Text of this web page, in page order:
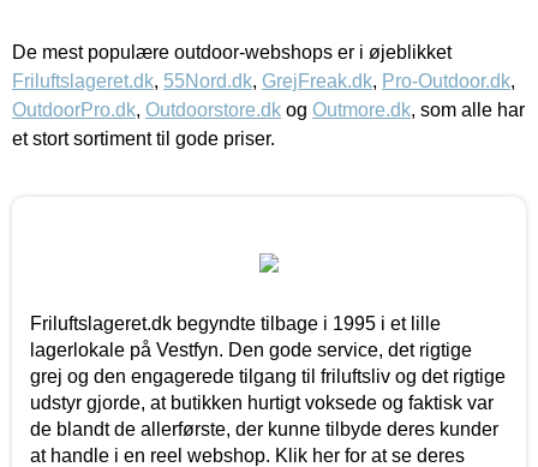
De mest populære outdoor-webshops er i øjeblikket
Friluftslageret.dk, 55Nord.dk, GrejFreak.dk, Pro-Outdoor.dk,
OutdoorPro.dk, Outdoorstore.dk og Outmore.dk, som alle har
et stort sortiment til gode priser.
Friluftslageret.dk begyndte tilbage i 1995 i et lille
lagerlokale på Vestfyn. Den gode service, det rigtige
grej og den engagerede tilgang til friluftsliv og det rigtige
udstyr gjorde, at butikken hurtigt voksede og faktisk var
de blandt de allerførste, der kunne tilbyde deres kunder
at handle i en reel webshop. Klik her for at se deres